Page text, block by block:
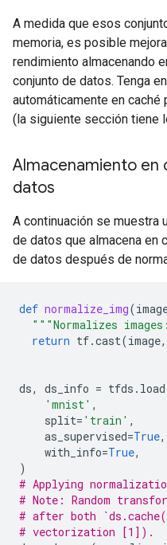
A medida que esos
memoria, es posible
rendimiento almacenando
conjunto de datos. Tenga
automáticamente en
(la siguiente sección tiene
Almacenamiento en
datos
A continuación se muestra
de datos que almacena en
de datos después de
def normalize_img(
"""Normalizes
return tf.cast(image,
ds, ds_info = tfds . load
'mnist' ,
split= 'train' ,
as_supervised=True,
with_info=True,
)
# Applying
# Note: Random
# after both
# vectorization [1]).